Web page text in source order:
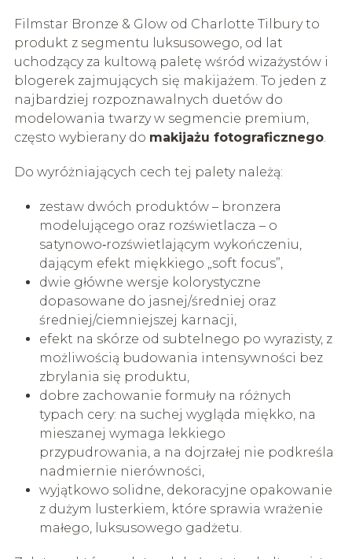
Filmstar Bronze & Glow od Charlotte Tilbury to
produkt z segmentu luksusowego, od lat
uchodzący za kultową paletę wśród wizażystów i
blogerek zajmujących się makijażem. To jeden z
najbardziej rozpoznawalnych duetów do
modelowania twarzy w segmencie premium,
często wybierany do makijażu fotograficznego.
Do wyróżniających cech tej palety należą:
zestaw dwóch produktów – bronzera
modelującego oraz rozświetlacza – o
satynowo‑rozświetlającym wykończeniu,
dającym efekt miękkiego „soft focus”,
dwie główne wersje kolorystyczne
dopasowane do jasnej/średniej oraz
średniej/ciemniejszej karnacji,
efekt na skórze od subtelnego po wyrazisty, z
możliwością budowania intensywności bez
zbrylania się produktu,
dobre zachowanie formuły na różnych
typach cery: na suchej wygląda miękko, na
mieszanej wymaga lekkiego
przypudrowania, a na dojrzałej nie podkreśla
nadmiernie nierówności,
wyjątkowo solidne, dekoracyjne opakowanie
z dużym lusterkiem, które sprawia wrażenie
małego, luksusowego gadżetu.